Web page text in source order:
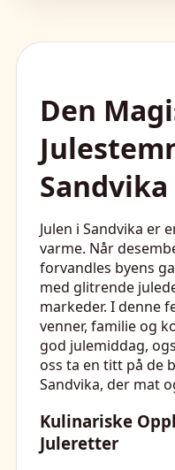
Den
Sandvika
Julen i Sandvika er
varme. Når
forvandles byens
med glitrende
markeder. I denne
venner, familie og
god julemiddag,
oss ta en titt på de
Sandvika, der mat
Kulinariske
Juleretter